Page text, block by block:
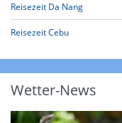
Reisezeit Da Nang
Reisezeit Cebu
Wetter-News